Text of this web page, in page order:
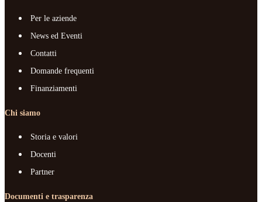
Per le aziende
News ed Eventi
Contatti
Domande frequenti
Finanziamenti
Chi siamo
Storia e valori
Docenti
Partner
Documenti e trasparenza